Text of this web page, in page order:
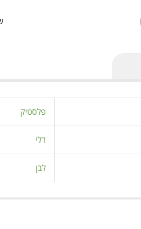
פלסטיק
דלי
לבן